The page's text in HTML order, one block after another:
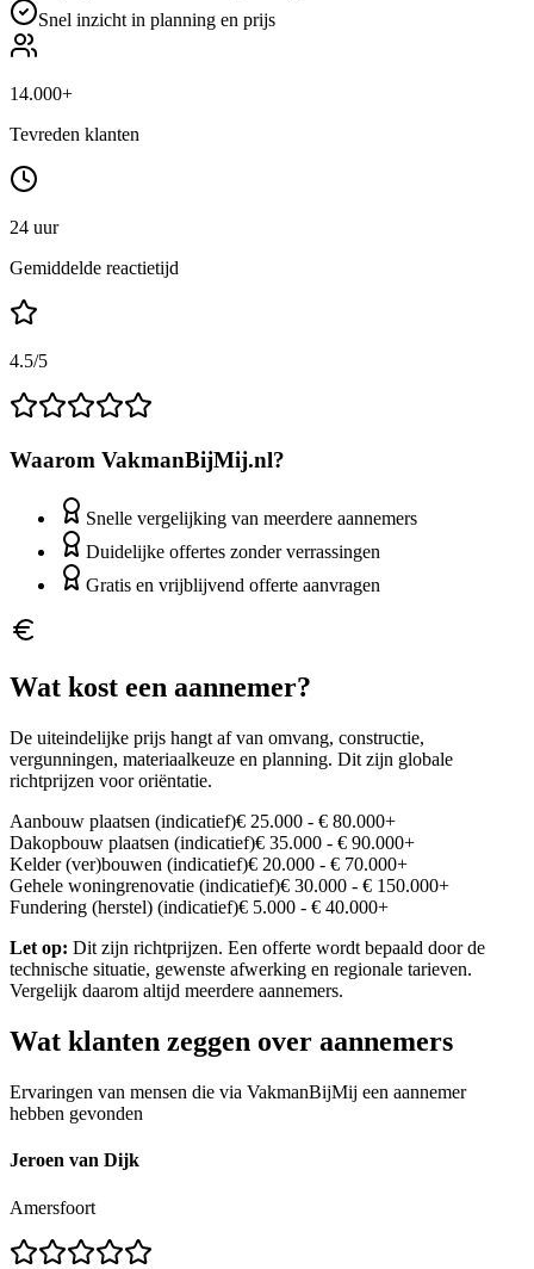
Snel inzicht in planning en prijs
14.000+
Tevreden klanten
24 uur
Gemiddelde reactietijd
4.5/5
Waarom VakmanBijMij.nl?
Snelle vergelijking van meerdere aannemers
Duidelijke offertes zonder verrassingen
Gratis en vrijblijvend offerte aanvragen
Wat kost een aannemer?
De uiteindelijke prijs hangt af van omvang, constructie,
vergunningen, materiaalkeuze en planning. Dit zijn globale
richtprijzen voor oriëntatie.
Aanbouw plaatsen (indicatief)€ 25.000 - € 80.000+
Dakopbouw plaatsen (indicatief)€ 35.000 - € 90.000+
Kelder (ver)bouwen (indicatief)€ 20.000 - € 70.000+
Gehele woningrenovatie (indicatief)€ 30.000 - € 150.000+
Fundering (herstel) (indicatief)€ 5.000 - € 40.000+
Let op: Dit zijn richtprijzen. Een offerte wordt bepaald door de
technische situatie, gewenste afwerking en regionale tarieven.
Vergelijk daarom altijd meerdere aannemers.
Wat klanten zeggen over aannemers
Ervaringen van mensen die via VakmanBijMij een aannemer
hebben gevonden
Jeroen van Dijk
Amersfoort